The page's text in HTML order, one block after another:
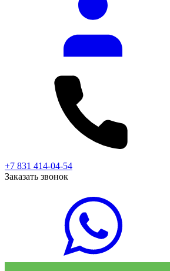
+7 831 414-04-54
Заказать звонок